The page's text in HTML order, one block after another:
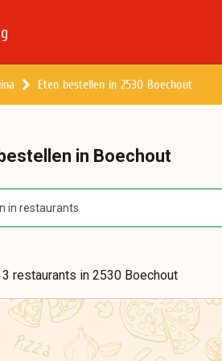
Eten bestellen in 2530 Boechout
in Boechout
restaurants in 2530 Boechout